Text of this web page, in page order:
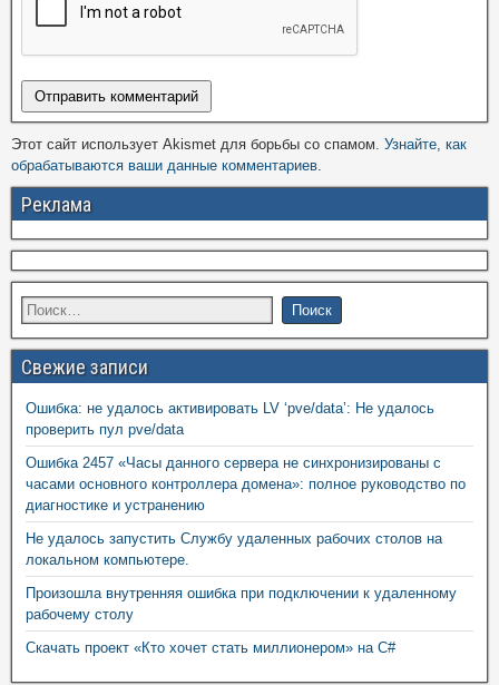
Этот сайт использует Akismet для борьбы со спамом. Узнайте, как
обрабатываются ваши данные комментариев.
Реклама
Свежие записи
Ошибка: не удалось активировать LV ‘pve/data’: Не удалось
проверить пул pve/data
Ошибка 2457 «Часы данного сервера не синхронизированы с
часами основного контроллера домена»: полное руководство по
диагностике и устранению
Не удалось запустить Службу удаленных рабочих столов на
локальном компьютере.
Произошла внутренняя ошибка при подключении к удаленному
рабочему столу
Скачать проект «Кто хочет стать миллионером» на C#